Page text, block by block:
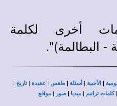
أخرى لكلمة
- البطالمة)".
| الأجبية | أسئلة | طقس | عقيدة |تاريخ |
|كلمات ترانيم | ميديا | صور | مواقع